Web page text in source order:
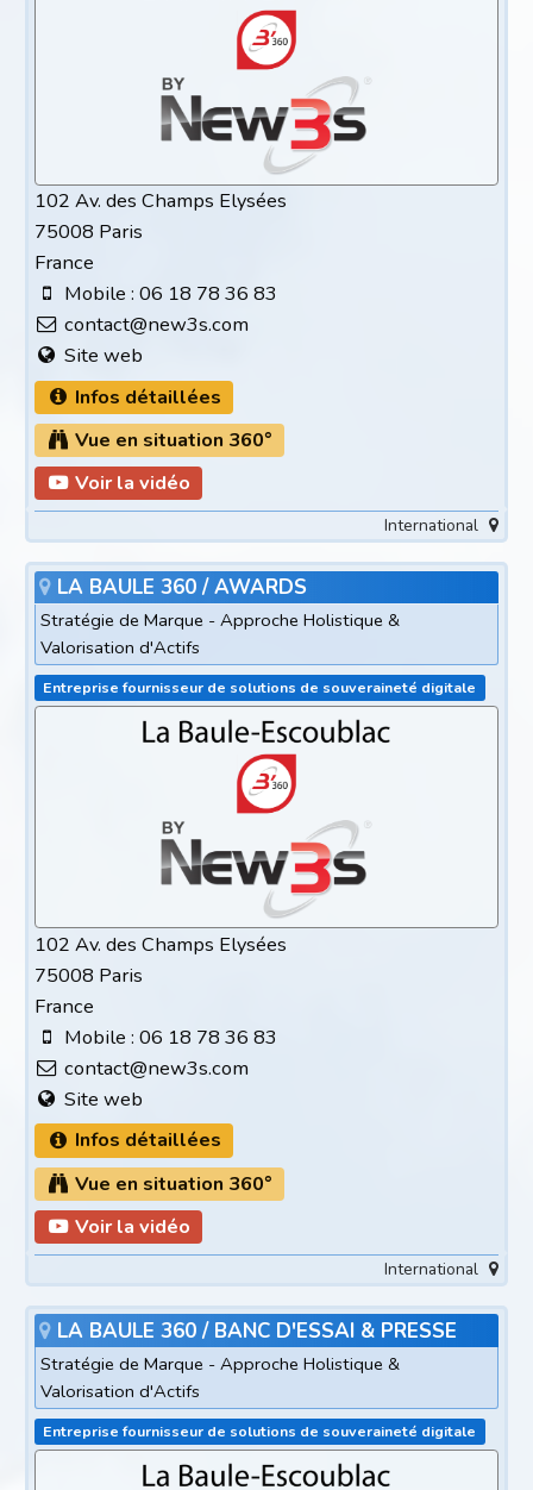
102 Av. des Champs Elysées
75008 Paris
France
Mobile : 06 18 78 36 83
contact@new3s.com
Site web
Infos détaillées
Vue en situation 360°
Voir la vidéo
International
LA BAULE 360 / AWARDS
Stratégie de Marque - Approche Holistique &
Valorisation d'Actifs
Entreprise fournisseur de solutions de souveraineté digitale
102 Av. des Champs Elysées
75008 Paris
France
Mobile : 06 18 78 36 83
contact@new3s.com
Site web
Infos détaillées
Vue en situation 360°
Voir la vidéo
International
LA BAULE 360 / BANC D'ESSAI & PRESSE
Stratégie de Marque - Approche Holistique &
Valorisation d'Actifs
Entreprise fournisseur de solutions de souveraineté digitale